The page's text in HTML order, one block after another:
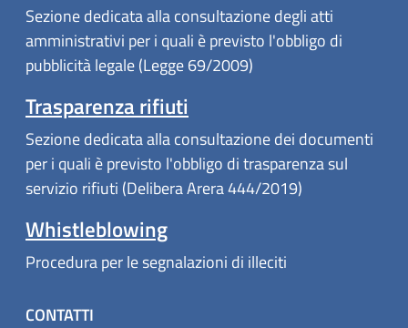
Sezione dedicata alla consultazione degli atti
amministrativi per i quali è previsto l'obbligo di
pubblicità legale (Legge 69/2009)
Trasparenza rifiuti
Sezione dedicata alla consultazione dei documenti
per i quali è previsto l'obbligo di trasparenza sul
servizio rifiuti (Delibera Arera 444/2019)
Whistleblowing
Procedura per le segnalazioni di illeciti
CONTATTI